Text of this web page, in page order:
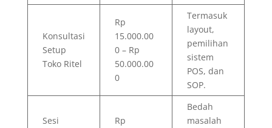
Konsultasi
Setup
Toko Ritel
Rp
15.000.00
0 – Rp
50.000.00
0
Termasuk
layout,
pemilihan
sistem
POS, dan
SOP.
Sesi
Rp
Bedah
masalah